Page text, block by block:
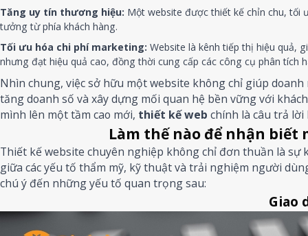
Tăng uy tín thương hiệu: Một website được thiết kế chỉn chu,
tưởng từ phía khách hàng.
Tối ưu hóa chi phí marketing: Website là kênh tiếp thị hiệu quả,
nhưng đạt hiệu quả cao, đồng thời cung cấp các công cụ phân tích
Nhìn chung, việc sở hữu một website không chỉ giúp
tăng doanh số và xây dựng mối quan hệ bền vững với
mình lên một tầm cao mới, thiết kế web chính là câu trả lời
Làm thế nào để nhận
Thiết kế website chuyên nghiệp không chỉ đơn thuần là sự
giữa các yếu tố thẩm mỹ, kỹ thuật và trải nghiệm người
chú ý đến những yếu tố quan trọng sau:
Giao